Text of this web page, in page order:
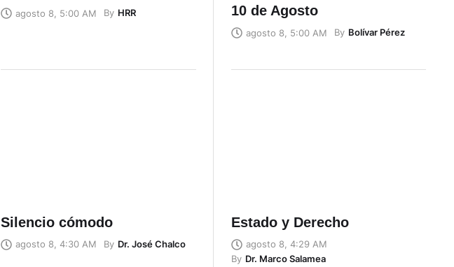
agosto 8, 5:00 AM By HRR
10 de Agosto
agosto 8, 5:00 AM By Bolívar Pérez
Silencio cómodo
agosto 8, 4:30 AM By Dr. José Chalco
Estado y Derecho
agosto 8, 4:29 AM
By Dr. Marco Salamea